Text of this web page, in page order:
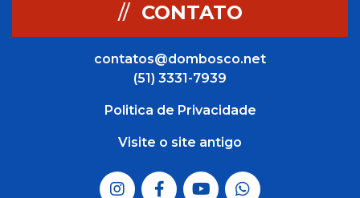
// CONTATO
contatos@dombosco.net
(51) 3331-7939
Politica de Privacidade
Visite o site antigo